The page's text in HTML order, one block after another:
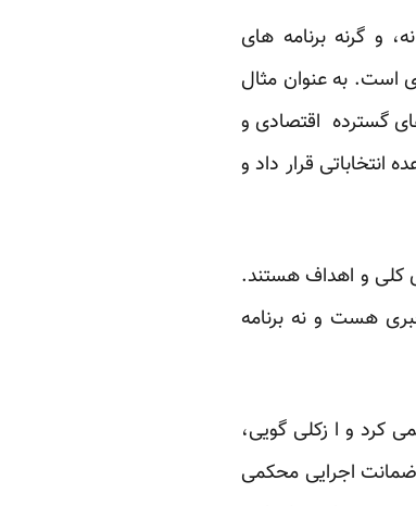
و گرنه برنامه های
است. به عنوان مثال
گسترده اقتصادی و
قرار داد و
کلی و اهداف هستند.
هست و نه برنامه
کرد و ا زکلی گویی،
اجرایی محکمی